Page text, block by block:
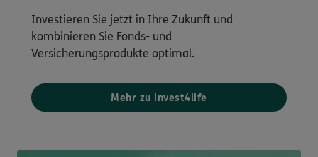
Investieren Sie jetzt in Ihre Zukunft und
kombinieren Sie Fonds- und
Versicherungsprodukte optimal.
Mehr zu invest4life